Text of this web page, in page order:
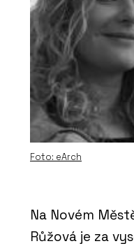
Foto: eArch
Na Novém
Růžová je za